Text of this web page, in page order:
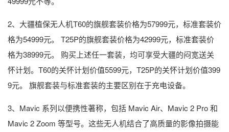
2、大疆植保无人机T60的旗舰套装价格为57999元，标准套装价
格为54999元。 T25P的旗舰套装价格为42999元，标准套装价
格为38999元。 购买上述任一套装，均可享受大疆的闷宽送关
怀计划。T60的关怀计划价值5599元，T25P的关怀计划价值399
9元。 旗舰套装与标准套装的主要区别在于充电设备。
3、Mavic 系列以便携性著称，包括 Mavic Air、Mavic 2 Pro 和
Mavic 2 Zoom 等型号。这些无人机结合了高质量的影像拍摄能